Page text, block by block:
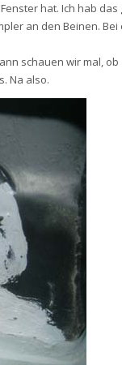
hat. Ich hab
an den Beinen.
schauen wir mal,
Na also.